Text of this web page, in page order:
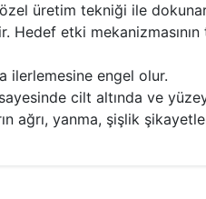
üretim tekniği ile
etki
ilerlemesine engel olur.
cilt altında ve
ağrı, yanma, şişlik